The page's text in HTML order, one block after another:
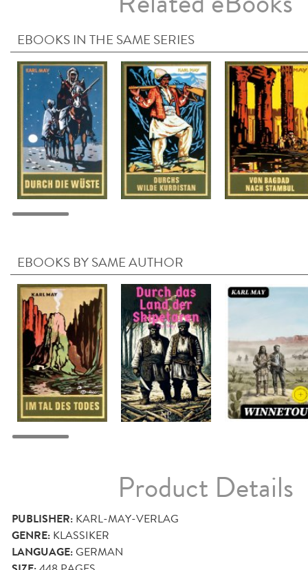
EBOOKS IN THE SAME SERIES
EBOOKS BY SAME AUTHOR
Product Details
PUBLISHER: KARL-MAY-VERLAG
GENRE: KLASSIKER
LANGUAGE:GERMAN